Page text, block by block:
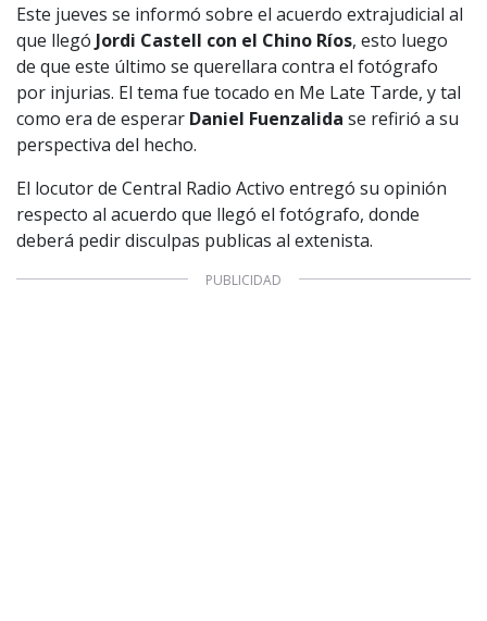
Este jueves se informó sobre el acuerdo extrajudicial al
que llegó Jordi Castell con el Chino Ríos, esto luego
de que este último se querellara contra el fotógrafo
por injurias. El tema fue tocado en Me Late Tarde, y tal
como era de esperar Daniel Fuenzalida se refirió a su
perspectiva del hecho.
El locutor de Central Radio Activo entregó su opinión
respecto al acuerdo que llegó el fotógrafo, donde
deberá pedir disculpas publicas al extenista.